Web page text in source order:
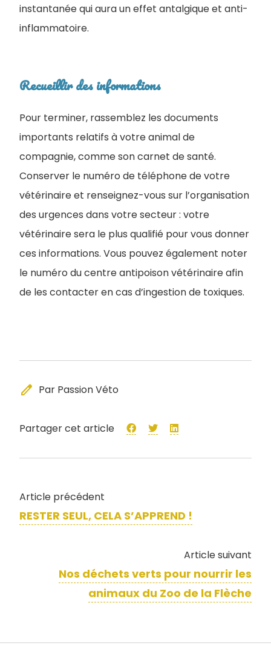
instantanée qui aura un effet antalgique et anti-
inflammatoire.
Recueillir des informations
Pour terminer, rassemblez les documents
importants relatifs à votre animal de
compagnie, comme son carnet de santé.
Conserver le numéro de téléphone de votre
vétérinaire et renseignez-vous sur l’organisation
des urgences dans votre secteur : votre
vétérinaire sera le plus qualifié pour vous donner
ces informations. Vous pouvez également noter
le numéro du centre antipoison vétérinaire afin
de les contacter en cas d’ingestion de toxiques.
edit Par Passion Véto
Partager cet article
Article précédent
RESTER SEUL, CELA S’APPREND !
Article suivant
Nos déchets verts pour nourrir les
animaux du Zoo de la Flèche